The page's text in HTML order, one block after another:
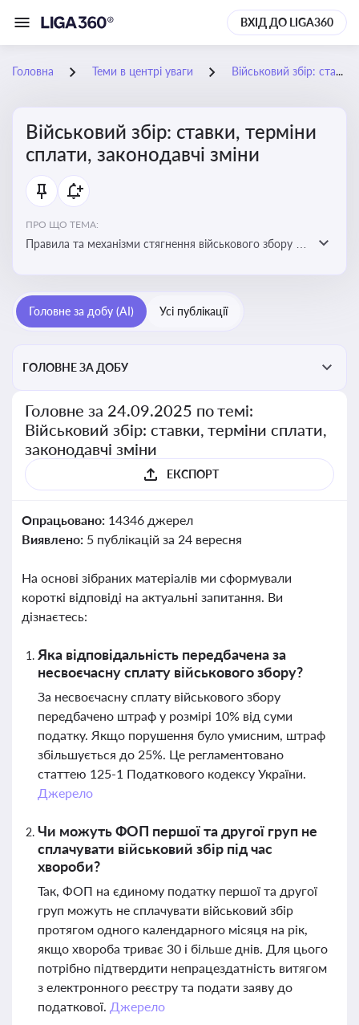
ВХІД ДО LIGA360
Головна Теми в центрі уваги Військовий збір: ставки, терміни сплати, законодавчі зміни
Військовий збір: ставки, терміни
сплати, законодавчі зміни
ПРО ЩО ТЕМА:
Правила та механізми стягнення військового збору з
Головне за добу (AI) Усі публікації
ГОЛОВНЕ ЗА ДОБУ
Головне за 24.09.2025 по темі:
Військовий збір: ставки, терміни сплати,
законодавчі зміни
ЕКСПОРТ
Опрацьовано: 14346 джерел
Виявлено: 5 публікацій за 24 вересня
На основі зібраних матеріалів ми сформували
короткі відповіді на актуальні запитання. Ви
дізнаєтесь:
Яка відповідальність передбачена за
несвоєчасну сплату військового збору?
За несвоєчасну сплату військового збору
передбачено штраф у розмірі 10% від суми
податку. Якщо порушення було умисним, штраф
збільшується до 25%. Це регламентовано
статтею 125-1 Податкового кодексу України.
Джерело
Чи можуть ФОП першої та другої груп не
сплачувати військовий збір під час
хвороби?
Так, ФОП на єдиному податку першої та другої
груп можуть не сплачувати військовий збір
протягом одного календарного місяця на рік,
якщо хвороба триває 30 і більше днів. Для цього
потрібно підтвердити непрацездатність витягом
з електронного реєстру та подати заяву до
податкової. Джерело